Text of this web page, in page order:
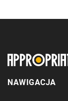
NAWIGACJA